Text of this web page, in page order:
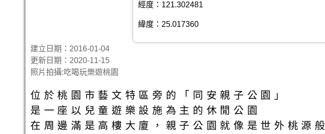
經度：121.302481
緯度：25.017360
建立日期：2016-01-04
更新日期：2020-11-15
照片拍攝:吃喝玩樂遊桃園
位於桃園市藝文特區旁的「同安親子公園」
是一座以兒童遊樂設施為主的休閒公園
在周邊滿是高樓大廈，親子公園就像是世外桃源般